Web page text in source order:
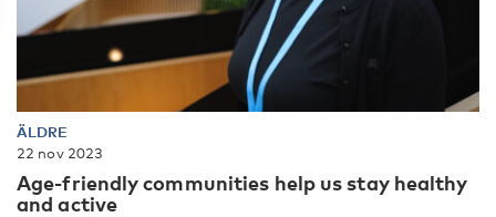
ÄLDRE
22 nov 2023
Age-friendly communities help us stay healthy
and active